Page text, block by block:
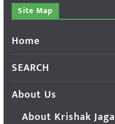
Site Map
Home
SEARCH
About Us
About Krishak